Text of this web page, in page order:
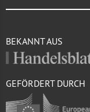
BEKANNT AUS
GEFÖRDERT DURCH